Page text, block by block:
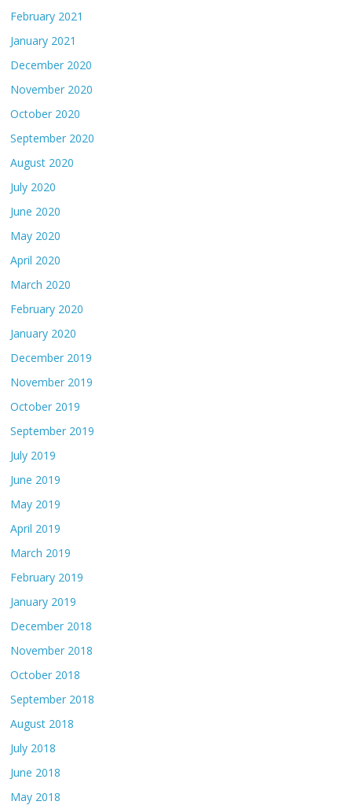
February 2021
January 2021
December 2020
November 2020
October 2020
September 2020
August 2020
July 2020
June 2020
May 2020
April 2020
March 2020
February 2020
January 2020
December 2019
November 2019
October 2019
September 2019
July 2019
June 2019
May 2019
April 2019
March 2019
February 2019
January 2019
December 2018
November 2018
October 2018
September 2018
August 2018
July 2018
June 2018
May 2018